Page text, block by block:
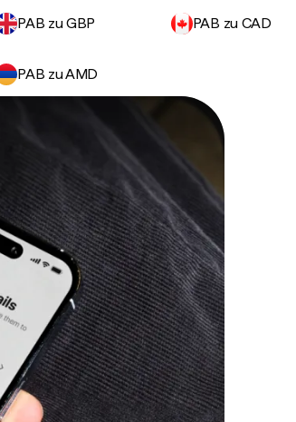
PAB zu GBP PAB zu CAD
PAB zu AMD